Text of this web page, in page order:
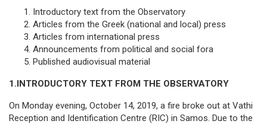
Introductory text from the Observatory
Articles from the Greek (national and local) press
Articles from international press
Announcements from political and social fora
Published audiovisual material
1.INTRODUCTORY TEXT FROM THE OBSERVATORY
On Monday evening, October 14, 2019, a fire broke out at Vathi
Reception and Identification Centre (RIC) in Samos. Due to the